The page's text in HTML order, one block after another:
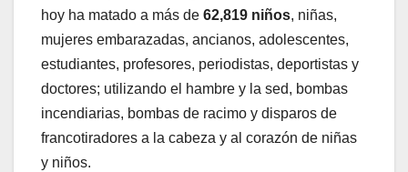
hoy ha matado a más de 62,819 niños, niñas,
mujeres embarazadas, ancianos, adolescentes,
estudiantes, profesores, periodistas, deportistas y
doctores; utilizando el hambre y la sed, bombas
incendiarias, bombas de racimo y disparos de
francotiradores a la cabeza y al corazón de niñas
y niños.